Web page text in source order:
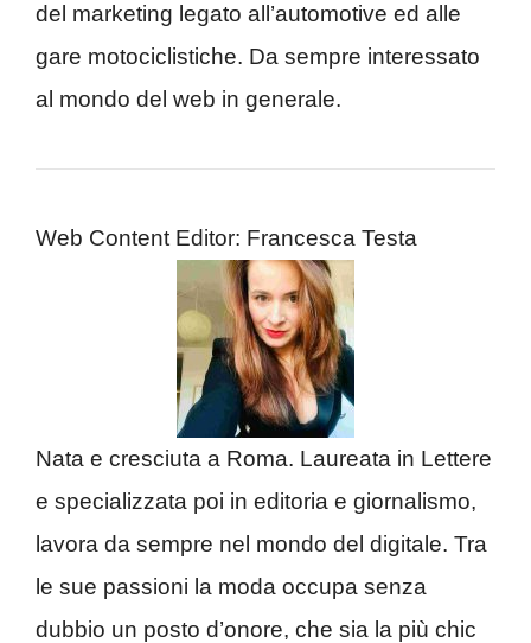
del marketing legato all’automotive ed alle
gare motociclistiche. Da sempre interessato
al mondo del web in generale.
Web Content Editor: Francesca Testa
Nata e cresciuta a Roma. Laureata in Lettere
e specializzata poi in editoria e giornalismo,
lavora da sempre nel mondo del digitale. Tra
le sue passioni la moda occupa senza
dubbio un posto d’onore, che sia la più chic